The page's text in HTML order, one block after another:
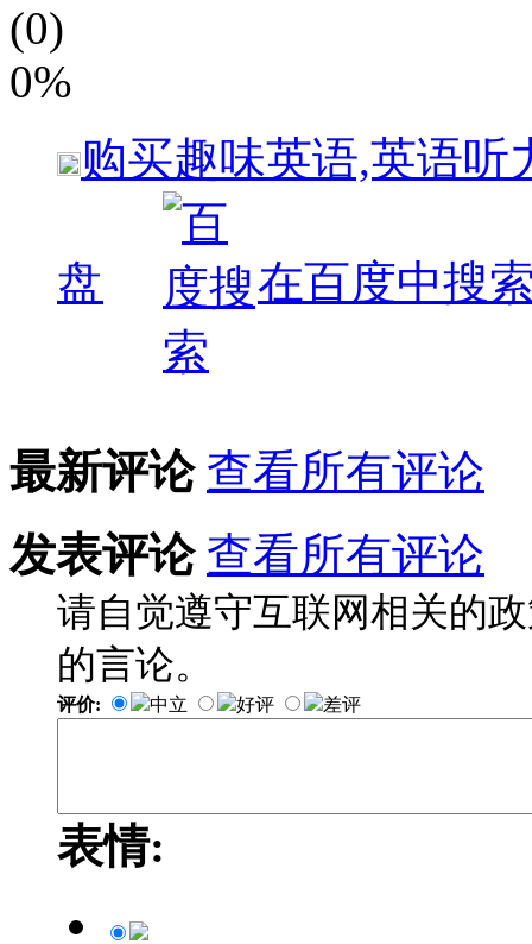
(0)
0%
购买趣味英语,英语听
盘 在百度中搜
最新评论 查看所有评论
发表评论 查看所有评论
请自觉遵守互联网相关的
的言论。
评价: 中立 好评 差评
表情: